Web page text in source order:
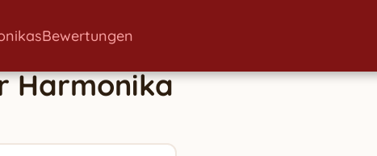
Bewertungen
Harmonika